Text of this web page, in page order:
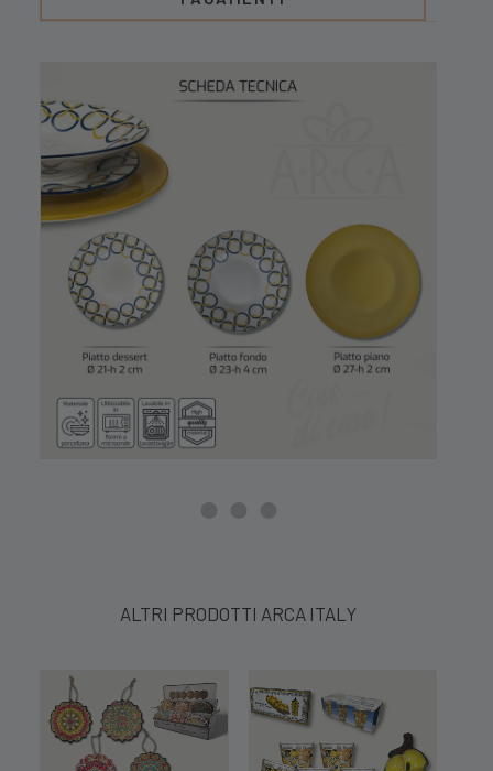
ALTRI PRODOTTI ARCA ITALY